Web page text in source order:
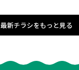
最新チラシをもっと見る